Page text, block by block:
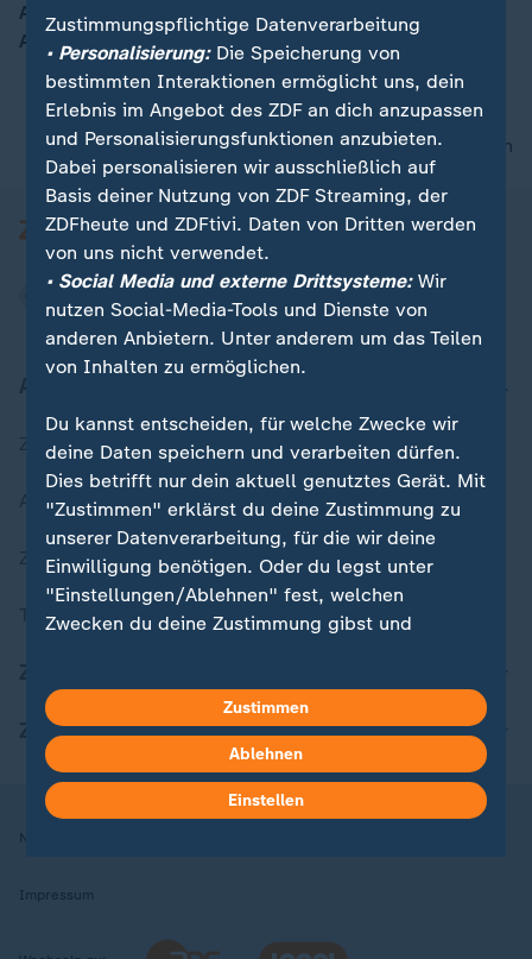
Armin Laschet, Vorsitzender des Auswärtigen
Ausschusses (CDU), zum Trump-Besuch bei Xi.
nach oben
Zuletzt veröffentlicht
Aktuelle Sendungs-Videos
ZDFheute Stories
Themen im Überblick
ZDFheute Apps
Nutzungsbedingungen
Impressum
Zustimmungspflichtige Datenverarbeitung
• Personalisierung:Die Speicherung von
bestimmten Interaktionen ermöglicht uns, dein
Erlebnis im Angebot des ZDF an dich anzupassen
und Personalisierungsfunktionen anzubieten.
Dabei personalisieren wir ausschließlich auf
Basis deiner Nutzung von ZDF Streaming, der
ZDFheute und ZDFtivi. Daten von Dritten werden
von uns nicht verwendet.
• Social Media und externe Drittsysteme:Wir
nutzen Social-Media-Tools und Dienste von
anderen Anbietern. Unter anderem um das Teilen
von Inhalten zu ermöglichen.
Du kannst entscheiden, für welche Zwecke wir
deine Daten speichern und verarbeiten dürfen.
Dies betrifft nur dein aktuell genutztes Gerät. Mit
"Zustimmen" erklärst du deine Zustimmung zu
unserer Datenverarbeitung, für die wir deine
Einwilligung benötigen. Oder du legst unter
"Einstellungen/Ablehnen" fest, welchen
Zwecken du deine Zustimmung gibst und
in deinen Einstellungen widerrufen oder ändern.
Hier findest du das Impressum.
Weitere Informationen findest du in unserer
Datenschutzerklärung.
Zustimmen
Ablehnen
Einstellen